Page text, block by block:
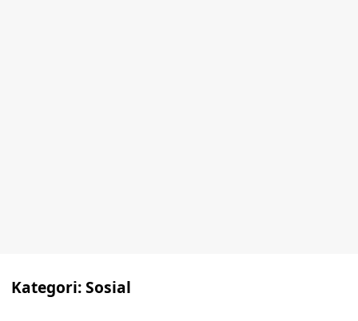
Kategori:Sosial